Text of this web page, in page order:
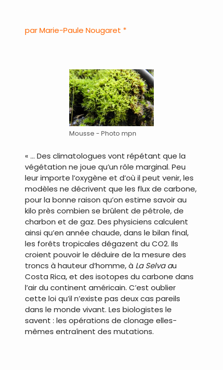
par Marie-Paule Nougaret *
Mousse - Photo mpn
« … Des climatologues vont répétant que la
végétation ne joue qu’un rôle marginal. Peu
leur importe l’oxygène et d’où il peut venir, les
modèles ne décrivent que les flux de carbone,
pour la bonne raison qu’on estime savoir au
kilo près combien se brûlent de pétrole, de
charbon et de gaz. Des physiciens calculent
ainsi qu’en année chaude, dans le bilan final,
les forêts tropicales dégazent du CO2. Ils
croient pouvoir le déduire de la mesure des
troncs à hauteur d’homme, à La Selva au
Costa Rica, et des isotopes du carbone dans
l’air du continent américain. C’est oublier
cette loi qu’il n’existe pas deux cas pareils
dans le monde vivant. Les biologistes le
savent : les opérations de clonage elles-
mêmes entraînent des mutations.